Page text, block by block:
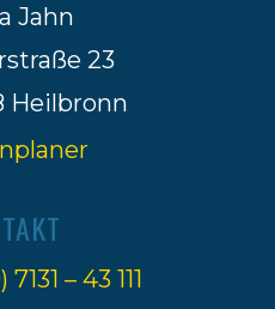
Jahn
23
Heilbronn
– 43 111